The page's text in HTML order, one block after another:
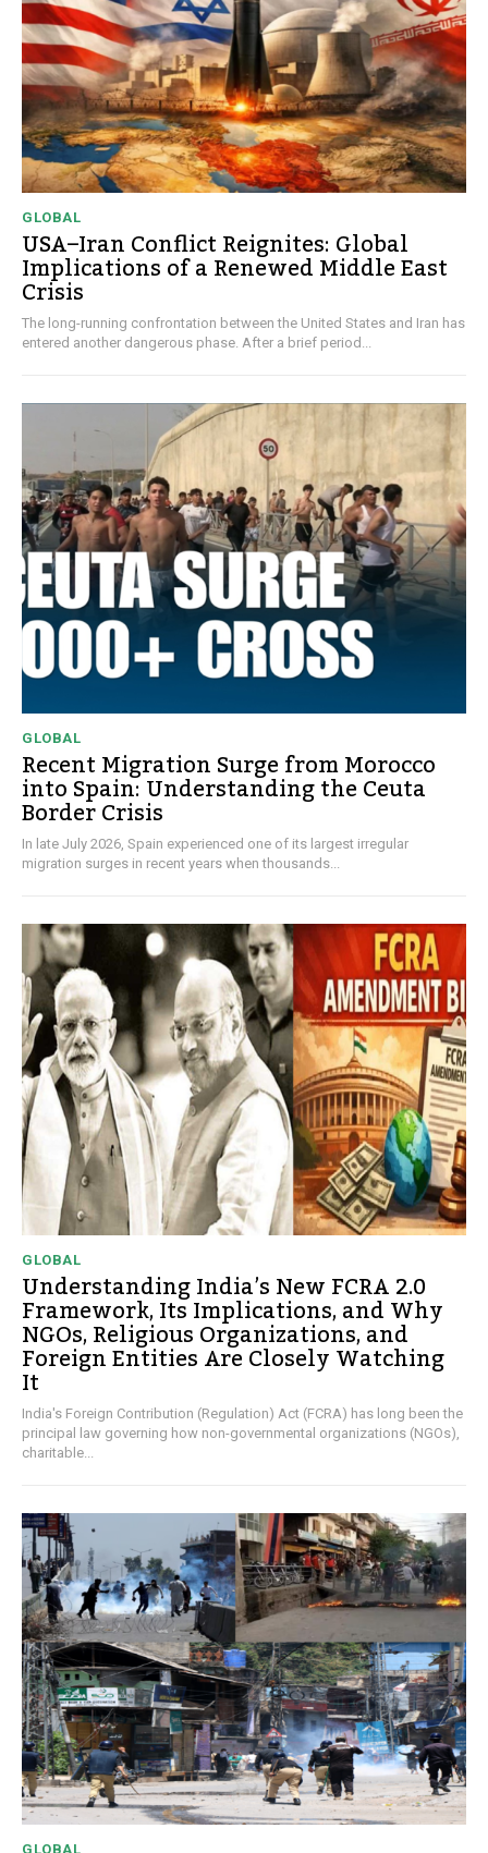
GLOBAL
USA–Iran Conflict Reignites: Global
Implications of a Renewed Middle East
Crisis
The long-running confrontation between the United States and Iran has
entered another dangerous phase. After a brief period...
GLOBAL
Recent Migration Surge from Morocco
into Spain: Understanding the Ceuta
Border Crisis
In late July 2026, Spain experienced one of its largest irregular
migration surges in recent years when thousands...
GLOBAL
Understanding India’s New FCRA 2.0
Framework, Its Implications, and Why
NGOs, Religious Organizations, and
Foreign Entities Are Closely Watching
It
India's Foreign Contribution (Regulation) Act (FCRA) has long been the
principal law governing how non-governmental organizations (NGOs),
charitable...
GLOBAL